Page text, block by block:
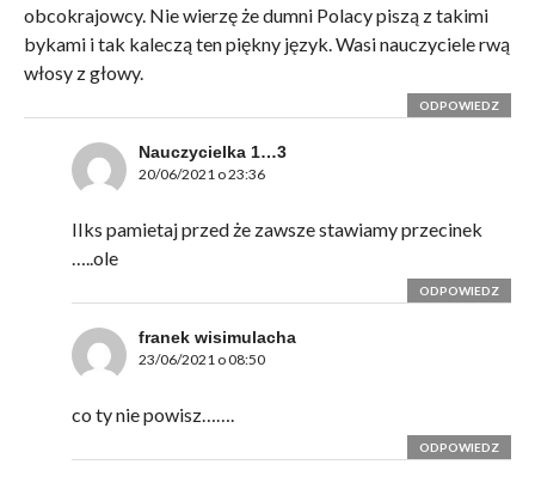
obcokrajowcy. Nie wierzę że dumni Polacy piszą z takimi
bykami i tak kaleczą ten piękny język. Wasi nauczyciele rwą
włosy z głowy.
ODPOWIEDZ
Nauczycielka 1…3
20/06/2021 o 23:36
IIks pamietaj przed że zawsze stawiamy przecinek
…..ole
ODPOWIEDZ
franek wisimulacha
23/06/2021 o 08:50
co ty nie powisz…….
ODPOWIEDZ